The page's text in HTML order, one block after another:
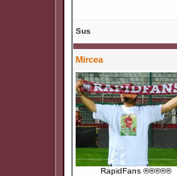
Sus
Mircea
RapidFans ®®®®®